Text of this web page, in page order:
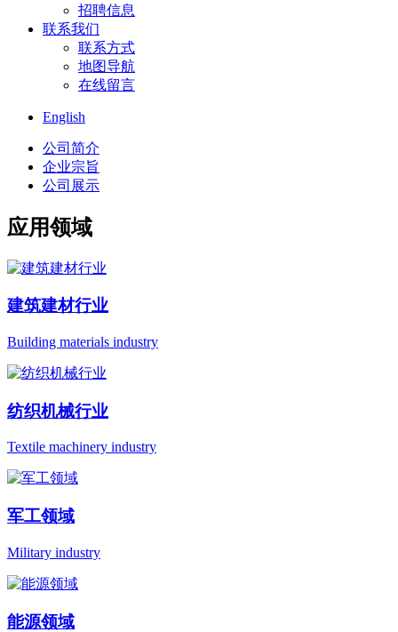
招聘信息
联系我们
联系方式
地图导航
在线留言
English
公司简介
企业宗旨
公司展示
应用领域
建筑建材行业
Building materials industry
纺织机械行业
Textile machinery industry
军工领域
Military industry
能源领域